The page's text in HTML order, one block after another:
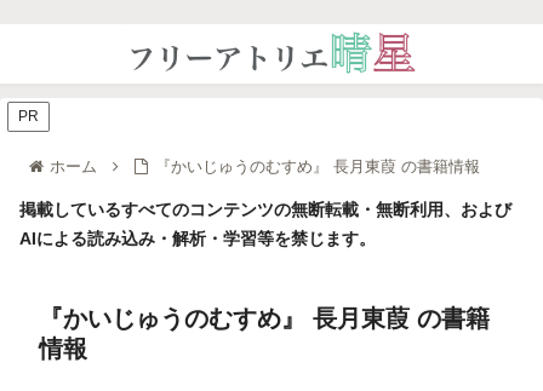
ホーム 『かいじゅうのむすめ』 長月東葭 の書籍情報
掲載しているすべてのコンテンツの無断転載・無断利用、および
AIによる読み込み・解析・学習等を禁じます。
『かいじゅうのむすめ』 長月東葭 の書籍
情報
PR